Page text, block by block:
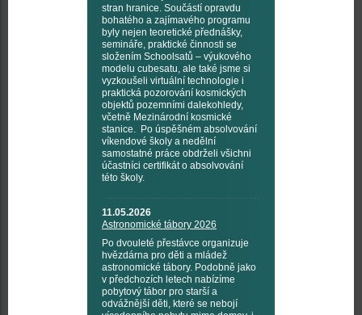
stran hranice. Součástí opravdu
bohatého a zajímavého programu
byly nejen teoretické přednášky,
semináře, praktické činnosti se
složením Schoolsatů – výukového
modelu cubesatu, ale také jsme si
vyzkoušeli virtuální technologie i
praktická pozorování kosmických
objektů pozemními dalekohledy,
včetně Mezinárodní kosmické
stanice. Po úspěšném absolvování
víkendové školy a nedělní
samostatné práce obdrželi všichni
účastníci certifikát o absolvování
této školy.
11.05.2026
Astronomické tábory 2026
Po dvouleté přestávce organizuje
hvězdárna pro děti a mládež
astronomické tábory. Podobně jako
v předchozích letech nabízíme
pobytový tábor pro starší a
odvážnější děti, které se nebojí